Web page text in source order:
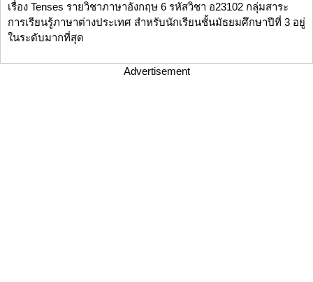
เรื่อง Tenses รายวิชาภาษาอังกฤษ 6 รหัสวิชา อ23102 กลุ่มสาระ
การเรียนรู้ภาษาต่างประเทศ สำหรับนักเรียนชั้นมัธยมศึกษาปีที่ 3 อยู่
ในระดับมากที่สุด
Advertisement